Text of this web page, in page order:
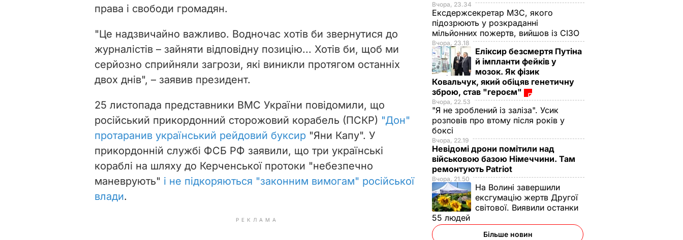
права і свободи громадян.
"Це надзвичайно важливо. Водночас хотів би звернутися до
журналістів – зайняти відповідну позицію... Хотів би, щоб ми
серйозно сприйняли загрози, які виникли протягом останніх
двох днів", – заявив президент.
25 листопада представники ВМС України повідомили, що
російський прикордонний сторожовий корабель (ПСКР) "Дон"
протаранив український рейдовий буксир "Яни Капу". У
прикордонній службі ФСБ РФ заявили, що три українські
кораблі на шляху до Керченської протоки "небезпечно
маневрують" і не підкоряються "законним вимогам" російської
влади.
РЕКЛАМА
Вчора, 23.34
Ексдержсекретар МЗС, якого
підозрюють у розкраданні
мільйонних пожертв, вийшов із СІЗО
Вчора, 23.18
Еліксир безсмертя Путіна
й імпланти фейків у
мозок. Як фізик
Ковальчук, який обіцяв генетичну
зброю, став "героєм"
Вчора, 22.53
"Я не зроблений із заліза". Усик
розповів про втому після років у
боксі
Вчора, 22.19
Невідомі дрони помітили над
військовою базою Німеччини. Там
ремонтують Patriot
Вчора, 21.50
На Волині завершили
ексгумацію жертв Другої
світової. Виявили останки
55 людей
Більше новин